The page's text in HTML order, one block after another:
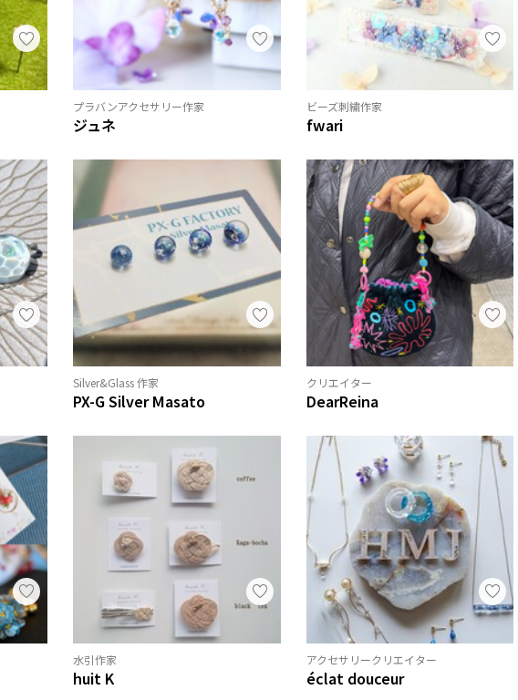
プラバンアクセサリー作家
ジュネ
ビーズ刺繍作家
fwari
Silver&Glass 作家
PX-G Silver Masato
クリエイター
DearReina
水引作家
huit K
アクセサリークリエイター
éclat douceur